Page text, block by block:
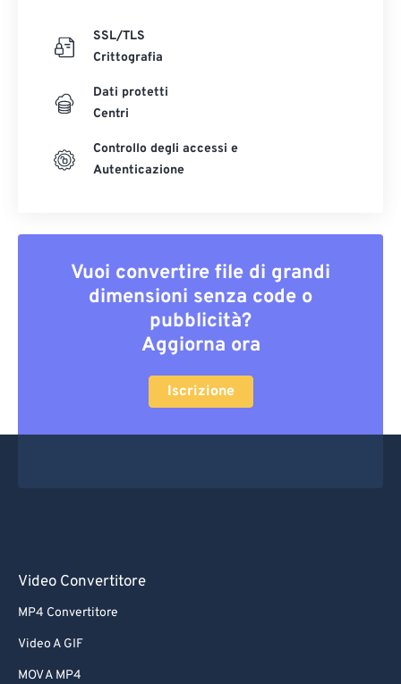
SSL/TLS
Crittografia
Dati protetti
Centri
Controllo degli accessi e
Autenticazione
Vuoi convertire file di grandi
dimensioni senza code o
pubblicità?
Aggiorna ora
Iscrizione
Video Convertitore
MP4 Convertitore
Video A GIF
MOV A MP4